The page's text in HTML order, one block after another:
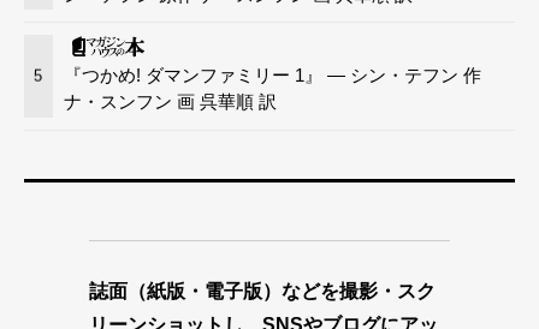
5
『つかめ! ダマンファミリー 1』 — シン・テフン 作
ナ・スンフン 画 呉華順 訳
誌面（紙版・電子版）などを撮影・スク
リーンショットし、SNSやブログにアッ